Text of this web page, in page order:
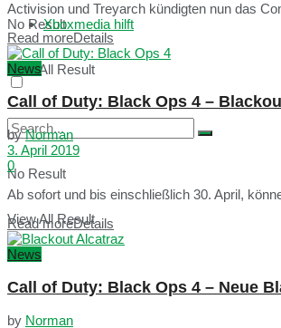
No Result
View All Result
Xboxmedia hilft
No Result
View All Result
Activision und Treyarch kündigten nun das
Read moreDetails
News
Call of Duty: Black Ops 4 –
by Norman
3. April 2019
0
Ab sofort und bis einschließlich 30. April,
Read moreDetails
News
Call of Duty: Black Ops 4 – Neue
by Norman